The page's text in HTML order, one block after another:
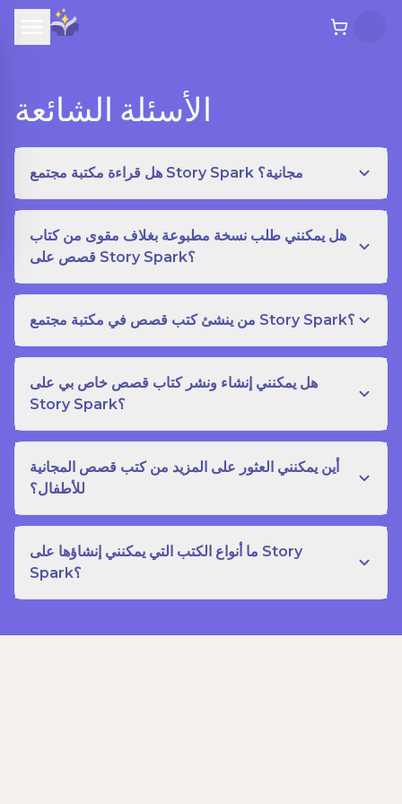
الأسئلة الشائعة
هل قراءة مكتبة مجتمع Story Spark مجانية؟
هل يمكنني طلب نسخة مطبوعة بغلاف مقوى من كتاب
قصص على Story Spark؟
من ينشئ كتب قصص في مكتبة مجتمع Story Spark؟
هل يمكنني إنشاء ونشر كتاب قصص خاص بي على
Story Spark؟
أين يمكنني العثور على المزيد من كتب قصص المجانية
للأطفال؟
ما أنواع الكتب التي يمكنني إنشاؤها على Story
Spark؟